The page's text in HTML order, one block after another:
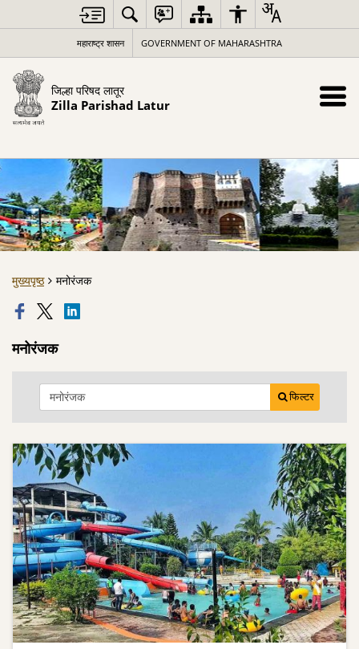
महाराष्ट्र शासन GOVERNMENT OF MAHARASHTRA
जिल्हा परिषद लातूर
Zilla Parishad Latur
मुख्यपृष्ठ मनोरंजक
मनोरंजक
फिल्टर